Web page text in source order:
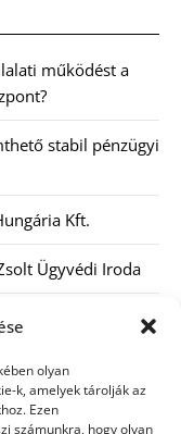
olyan
k, amelyek tárolják az
Ezen
számunkra, hogy olyan
működést a
stabil pénzügyi
Kft.
Ügyvédi Iroda
lassításáról és